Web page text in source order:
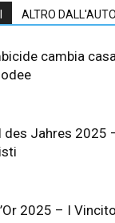
ALTRO
cambia
des Jahres 2025
2025 – I